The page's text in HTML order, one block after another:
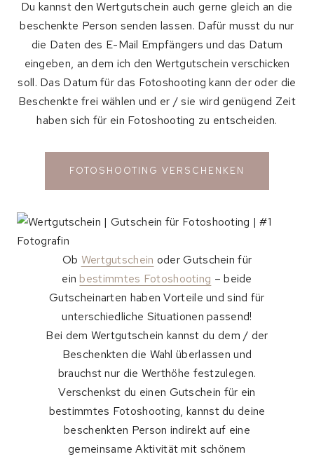
Du kannst den Wertgutschein auch gerne gleich an die
beschenkte Person senden lassen. Dafür musst du nur
die Daten des E-Mail Empfängers und das Datum
eingeben, an dem ich den Wertgutschein verschicken
soll. Das Datum für das Fotoshooting kann der oder die
Beschenkte frei wählen und er / sie wird genügend Zeit
haben sich für ein Fotoshooting zu entscheiden.
FOTOSHOOTING VERSCHENKEN
Ob Wertgutschein oder Gutschein für
ein bestimmtes Fotoshooting – beide
Gutscheinarten haben Vorteile und sind für
unterschiedliche Situationen passend!
Bei dem Wertgutschein kannst du dem / der
Beschenkten die Wahl überlassen und
brauchst nur die Werthöhe festzulegen.
Verschenkst du einen Gutschein für ein
bestimmtes Fotoshooting, kannst du deine
beschenkten Person indirekt auf eine
gemeinsame Aktivität mit schönem